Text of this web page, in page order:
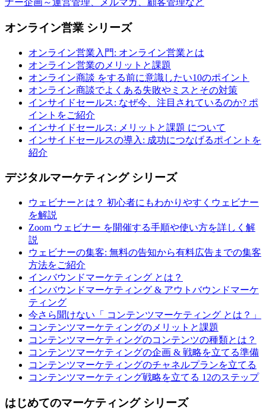
ナー企画～運営管理、メルマガ、顧客管理など
オンライン営業 シリーズ
オンライン営業入門: オンライン営業とは
オンライン営業のメリットと課題
オンライン商談 をする前に意識したい10のポイント
オンライン商談でよくある失敗やミスとその対策
インサイドセールス: なぜ今、注目されているのか? ポ
イントをご紹介
インサイドセールス: メリットと課題 について
インサイドセールスの導入: 成功につなげるポイントを
紹介
デジタルマーケティング シリーズ
ウェビナーとは？ 初心者にもわかりやすくウェビナー
を解説
Zoom ウェビナー を開催する手順や使い方を詳しく解
説
ウェビナーの集客: 無料の告知から有料広告までの集客
方法をご紹介
インバウンドマーケティング とは？
インバウンドマーケティング & アウトバウンドマーケ
ティング
今さら聞けない「 コンテンツマーケティング とは？」
コンテンツマーケティングのメリットと課題
コンテンツマーケティングのコンテンツの種類とは？
コンテンツマーケティングの企画 & 戦略を立てる準備
コンテンツマーケティングのチャネルプランを立てる
コンテンツマーケティング戦略を立てる 12のステップ
はじめてのマーケティング シリーズ